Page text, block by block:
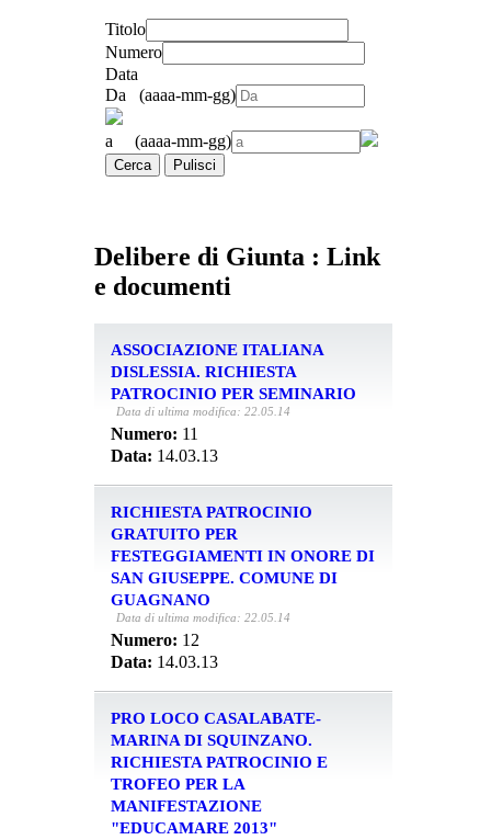
Titolo
Numero
Data
Da (aaaa-mm-gg)
a (aaaa-mm-gg)
Cerca Pulisci
Delibere di Giunta : Link
e documenti
ASSOCIAZIONE ITALIANA
DISLESSIA. RICHIESTA
PATROCINIO PER SEMINARIO
Data di ultima modifica: 22.05.14
Numero: 11
Data: 14.03.13
RICHIESTA PATROCINIO
GRATUITO PER
FESTEGGIAMENTI IN ONORE DI
SAN GIUSEPPE. COMUNE DI
GUAGNANO
Data di ultima modifica: 22.05.14
Numero: 12
Data: 14.03.13
PRO LOCO CASALABATE-
MARINA DI SQUINZANO.
RICHIESTA PATROCINIO E
TROFEO PER LA
MANIFESTAZIONE
"EDUCAMARE 2013"